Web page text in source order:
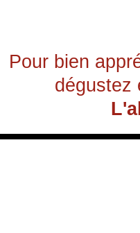
Pour bien
dégustez